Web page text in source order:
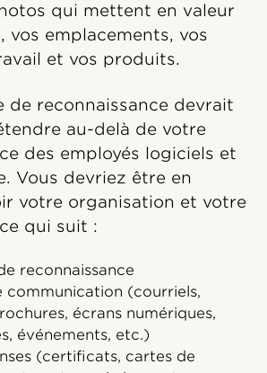
qui mettent en valeur
vos emplacements, vos
et vos produits.
de reconnaissance devrait
au-delà de votre
des employés logiciels et
Vous devriez être en
votre organisation et votre
qui suit :
reconnaissance
communication (courriels,
écrans numériques,
événements, etc.)
(certificats, cartes de